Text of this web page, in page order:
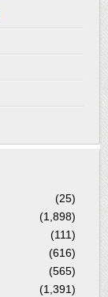
(25)
(1,898)
(111)
(616)
(565)
(1,391)